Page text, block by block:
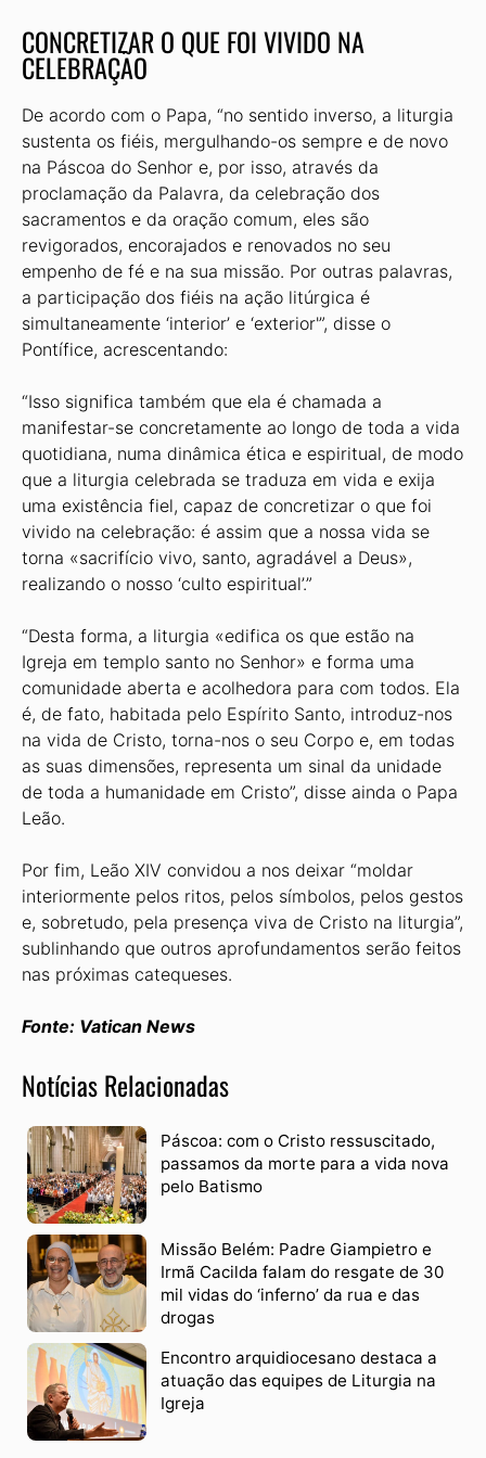
CONCRETIZAR O QUE FOI VIVIDO NA
CELEBRAÇÃO
De acordo com o Papa, “no sentido inverso, a liturgia
sustenta os fiéis, mergulhando-os sempre e de novo
na Páscoa do Senhor e, por isso, através da
proclamação da Palavra, da celebração dos
sacramentos e da oração comum, eles são
revigorados, encorajados e renovados no seu
empenho de fé e na sua missão. Por outras palavras,
a participação dos fiéis na ação litúrgica é
simultaneamente ‘interior’ e ‘exterior'”, disse o
Pontífice, acrescentando:
“Isso significa também que ela é chamada a
manifestar-se concretamente ao longo de toda a vida
quotidiana, numa dinâmica ética e espiritual, de modo
que a liturgia celebrada se traduza em vida e exija
uma existência fiel, capaz de concretizar o que foi
vivido na celebração: é assim que a nossa vida se
torna «sacrifício vivo, santo, agradável a Deus»,
realizando o nosso ‘culto espiritual’.”
“Desta forma, a liturgia «edifica os que estão na
Igreja em templo santo no Senhor» e forma uma
comunidade aberta e acolhedora para com todos. Ela
é, de fato, habitada pelo Espírito Santo, introduz-nos
na vida de Cristo, torna-nos o seu Corpo e, em todas
as suas dimensões, representa um sinal da unidade
de toda a humanidade em Cristo”, disse ainda o Papa
Leão.
Por fim, Leão XIV convidou a nos deixar “moldar
interiormente pelos ritos, pelos símbolos, pelos gestos
e, sobretudo, pela presença viva de Cristo na liturgia”,
sublinhando que outros aprofundamentos serão feitos
nas próximas catequeses.
Fonte: Vatican News
Notícias Relacionadas
Páscoa: com o Cristo ressuscitado,
passamos da morte para a vida nova
pelo Batismo
Missão Belém: Padre Giampietro e
Irmã Cacilda falam do resgate de 30
mil vidas do ‘inferno’ da rua e das
drogas
Encontro arquidiocesano destaca a
atuação das equipes de Liturgia na
Igreja